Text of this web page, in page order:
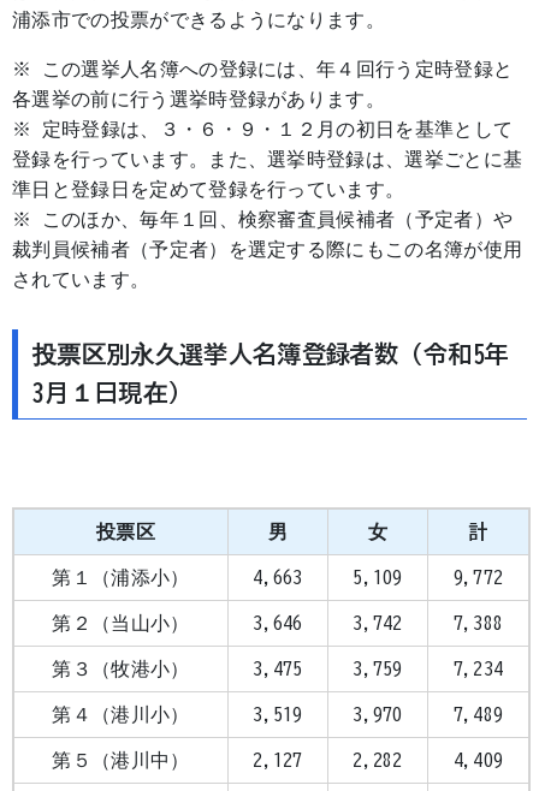
浦添市での投票ができるようになります。
※ この選挙人名簿への登録には、年４回行う定時登録と
各選挙の前に行う選挙時登録があります。
※ 定時登録は、３・６・９・１２月の初日を基準として
登録を行っています。また、選挙時登録は、選挙ごとに基
準日と登録日を定めて登録を行っています。
※ このほか、毎年１回、検察審査員候補者（予定者）や
裁判員候補者（予定者）を選定する際にもこの名簿が使用
されています。
投票区別永久選挙人名簿登録者数（令和5年
3月１日現在）
投票区 男 女 計
第１（浦添小） 4,663 5,109 9,772
第２（当山小） 3,646 3,742 7,388
第３（牧港小） 3,475 3,759 7,234
第４（港川小） 3,519 3,970 7,489
第５（港川中） 2,127 2,282 4,409